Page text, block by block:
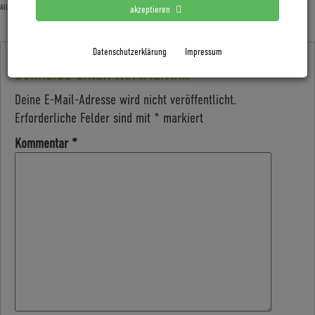
akzeptieren
Datenschutzerklärung Impressum
Allgemein
SCHREIBE EINEN KOMMENTAR
Deine E-Mail-Adresse wird nicht veröffentlicht.
Erforderliche Felder sind mit * markiert
Kommentar *